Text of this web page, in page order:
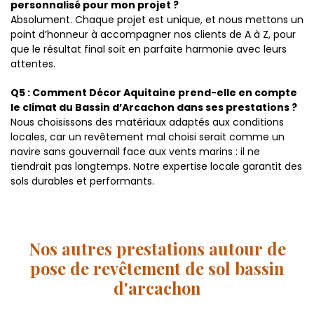
personnalisé pour mon projet ?
Absolument. Chaque projet est unique, et nous mettons un
point d’honneur à accompagner nos clients de A à Z, pour
que le résultat final soit en parfaite harmonie avec leurs
attentes.
Q5 : Comment Décor Aquitaine prend-elle en compte
le climat du Bassin d’Arcachon dans ses prestations ?
Nous choisissons des matériaux adaptés aux conditions
locales, car un revêtement mal choisi serait comme un
navire sans gouvernail face aux vents marins : il ne
tiendrait pas longtemps. Notre expertise locale garantit des
sols durables et performants.
Nos autres prestations autour de
pose de revêtement de sol bassin
d'arcachon